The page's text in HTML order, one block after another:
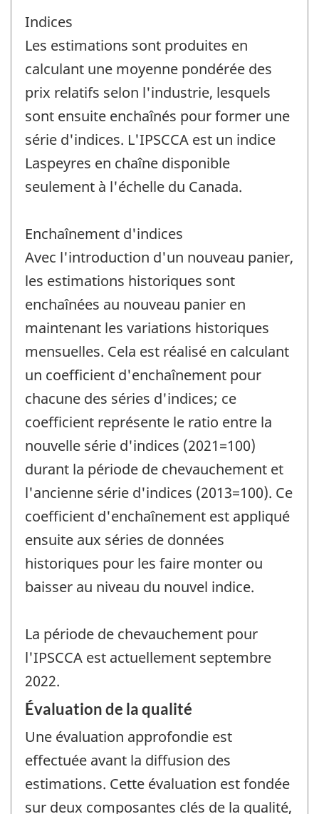
Indices
Les estimations sont produites en
calculant une moyenne pondérée des
prix relatifs selon l'industrie, lesquels
sont ensuite enchaînés pour former une
série d'indices. L'IPSCCA est un indice
Laspeyres en chaîne disponible
seulement à l'échelle du Canada.
Enchaînement d'indices
Avec l'introduction d'un nouveau panier,
les estimations historiques sont
enchaînées au nouveau panier en
maintenant les variations historiques
mensuelles. Cela est réalisé en calculant
un coefficient d'enchaînement pour
chacune des séries d'indices; ce
coefficient représente le ratio entre la
nouvelle série d'indices (2021=100)
durant la période de chevauchement et
l'ancienne série d'indices (2013=100). Ce
coefficient d'enchaînement est appliqué
ensuite aux séries de données
historiques pour les faire monter ou
baisser au niveau du nouvel indice.
La période de chevauchement pour
l'IPSCCA est actuellement septembre
2022.
Évaluation de la qualité
Une évaluation approfondie est
effectuée avant la diffusion des
estimations. Cette évaluation est fondée
sur deux composantes clés de la qualité,